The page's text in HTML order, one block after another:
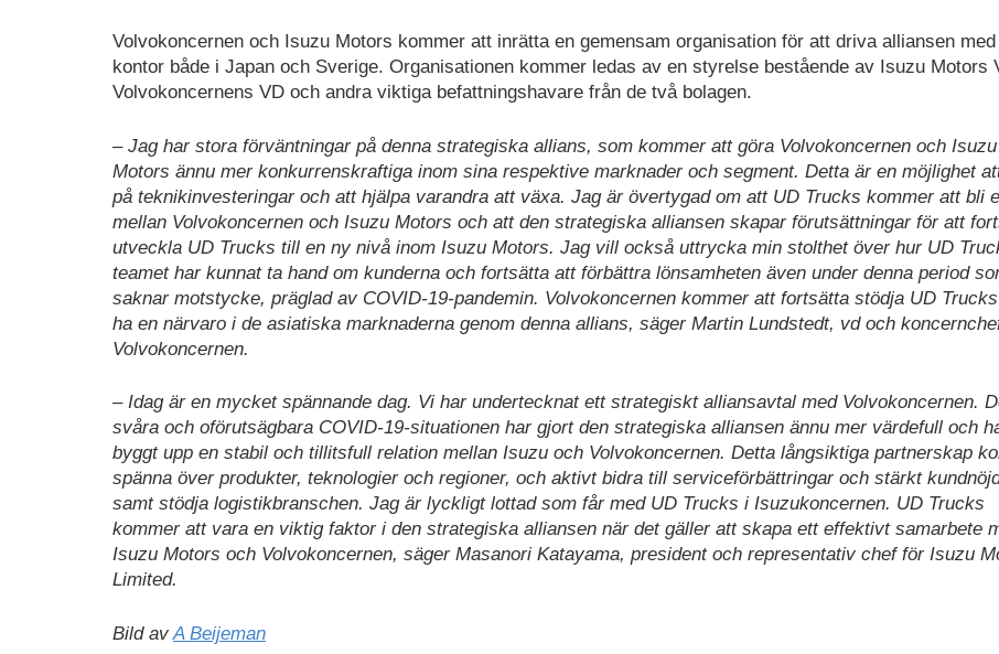
Volvokoncernen och Isuzu Motors kommer att inrätta en gemensam organisation för att driva alliansen med
kontor både i Japan och Sverige. Organisationen kommer ledas av en styrelse bestående av Isuzu Motors
Volvokoncernens VD och andra viktiga befattningshavare från de två bolagen.
– Jag har stora förväntningar på denna strategiska allians, som kommer att göra Volvokoncernen och Isuzu
Motors ännu mer konkurrenskraftiga inom sina respektive marknader och segment. Detta är en möjlighet
på teknikinvesteringar och att hjälpa varandra att växa. Jag är övertygad om att UD Trucks kommer att bli
mellan Volvokoncernen och Isuzu Motors och att den strategiska alliansen skapar förutsättningar för att
utveckla UD Trucks till en ny nivå inom Isuzu Motors. Jag vill också uttrycka min stolthet över hur UD
teamet har kunnat ta hand om kunderna och fortsätta att förbättra lönsamheten även under denna period
saknar motstycke, präglad av COVID-19-pandemin. Volvokoncernen kommer att fortsätta stödja UD
ha en närvaro i de asiatiska marknaderna genom denna allians, säger Martin Lundstedt, vd och
Volvokoncernen.
– Idag är en mycket spännande dag. Vi har undertecknat ett strategiskt alliansavtal med Volvokoncernen.
svåra och oförutsägbara COVID-19-situationen har gjort den strategiska alliansen ännu mer värdefull och
byggt upp en stabil och tillitsfull relation mellan Isuzu och Volvokoncernen. Detta långsiktiga partnerskap
spänna över produkter, teknologier och regioner, och aktivt bidra till serviceförbättringar och stärkt
samt stödja logistikbranschen. Jag är lyckligt lottad som får med UD Trucks i Isuzukoncernen. UD Trucks
kommer att vara en viktig faktor i den strategiska alliansen när det gäller att skapa ett effektivt samarbete
Isuzu Motors och Volvokoncernen, säger Masanori Katayama, president och representativ chef för Isuzu
Limited.
Bild avA Beijeman